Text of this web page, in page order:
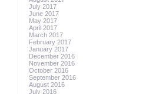
July 2017
June 2017
May 2017
April 2017
March 2017
February 2017
January 2017
December 2016
November 2016
October 2016
September 2016
August 2016
July 2016